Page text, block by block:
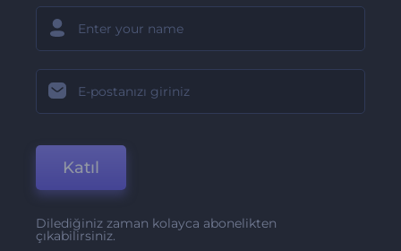
Katıl
Dilediğiniz zaman kolayca abonelikten
çıkabilirsiniz.